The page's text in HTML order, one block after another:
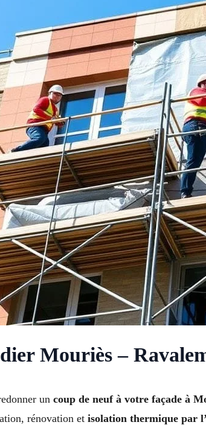
Mouriès –
un coup de neuf à votre façade à
rénovation et isolation thermique par